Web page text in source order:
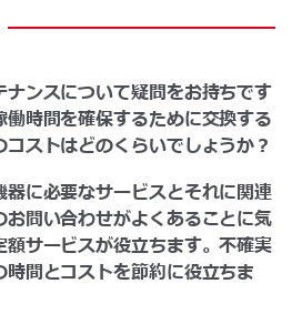
ンスについて疑問をお持ちです
時間を確保するために交換する
ストはどのくらいでしょうか？
に必要なサービスとそれに関連
問い合わせがよくあることに気
サービスが役立ちます。不確実
間とコストを節約に役立ちま